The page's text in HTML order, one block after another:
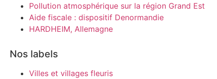
Pollution atmosphérique sur la région Grand Est
Aide fiscale : dispositif Denormandie
HARDHEIM, Allemagne
Nos labels
Villes et villages fleuris